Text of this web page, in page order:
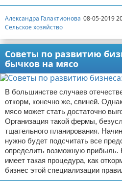
Александра Галактионова 08-05-2019
Сельское хозяйство
Советы по развитию
бычков на мясо
В большинстве случаев
откорм, конечно же, свиней.
мясо может стать достаточно
Организация такой фермы,
тщательного планирования.
нужно будет подсчитать все
определить возможную прибыль.
имеет такая процедура, как
бизнес этой специализации